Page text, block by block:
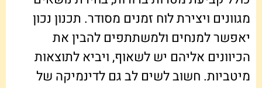
מגוונים ויצירת לוח זמנים מסודר. תכנון נכון
יאפשר למנחים ולמשתתפים להבין את
הכיוונים אליהם יש לשאוף, ויביא לתוצאות
מיטביות. חשוב לשים לב גם לדינמיקה של